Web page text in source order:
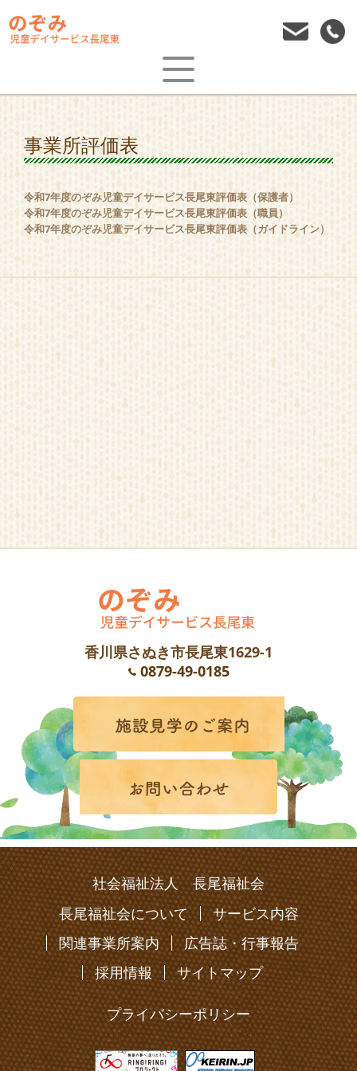
事業所評価表
令和7年度のぞみ児童デイサービス長尾東評価表（保護者）
令和7年度のぞみ児童デイサービス長尾東評価表（職員）
令和7年度のぞみ児童デイサービス長尾東評価表（ガイドライン）
香川県さぬき市長尾東1629-1
0879-49-0185
社会福祉法人 長尾福祉会
長尾福祉会について
サービス内容
関連事業所案内
広告誌・行事報告
採用情報
サイトマップ
プライバシーポリシー